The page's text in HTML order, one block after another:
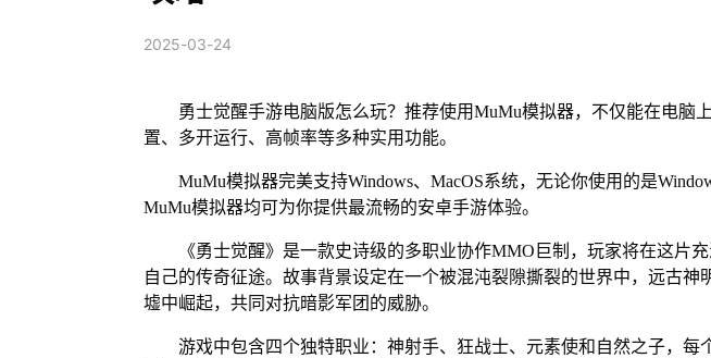
2025-03-24
勇士觉醒手游电脑版怎么玩？推荐使用MuMu模拟器，不仅能在电脑
置、多开运行、高帧率等多种实用功能。
MuMu模拟器完美支持Windows、MacOS系统，无论你使用的是
MuMu模拟器均可为你提供最流畅的安卓手游体验。
《勇士觉醒》是一款史诗级的多职业协作MMO巨制，玩家将在这片
自己的传奇征途。故事背景设定在一个被混沌裂隙撕裂的世界中，远古神
墟中崛起，共同对抗暗影军团的威胁。
游戏中包含四个独特职业：神射手、狂战士、元素使和自然之子，每